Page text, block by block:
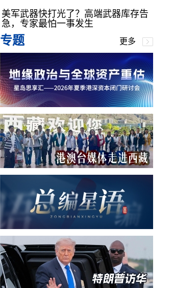
美军武器快打光了？高端武器库存告
急，专家最怕一事发生
专题 更多